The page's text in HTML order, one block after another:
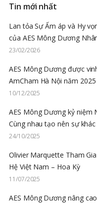
Tin mới nhất
Lan tỏa Sự Ấm áp và Hy
của AES Mông Dương
23/02/2026
AES Mông Dương được
AmCham Hà Nội năm 2025
10/12/2025
AES Mông Dương kỷ niệm
Cùng nhau tạo nên sự
24/10/2025
Olivier Marquette Tham
Hệ Việt Nam – Hoa Kỳ
11/07/2025
AES Mông Dương nâng